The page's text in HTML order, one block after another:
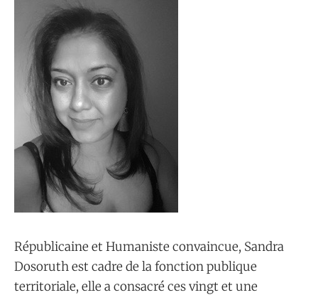
Républicaine et Humaniste convaincue, Sandra
Dosoruth est cadre de la fonction publique
territoriale, elle a consacré ces vingt et une